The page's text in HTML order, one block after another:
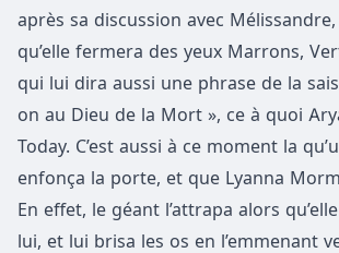
après sa discussion avec
qu’elle fermera des yeux Marrons,
qui lui dira aussi une phrase de la
on au Dieu de la Mort », ce à quoi
Today. C’est aussi à ce moment la
enfonça la porte, et que Lyanna
En effet, le géant l’attrapa alors
lui, et lui brisa les os en l’emmenant